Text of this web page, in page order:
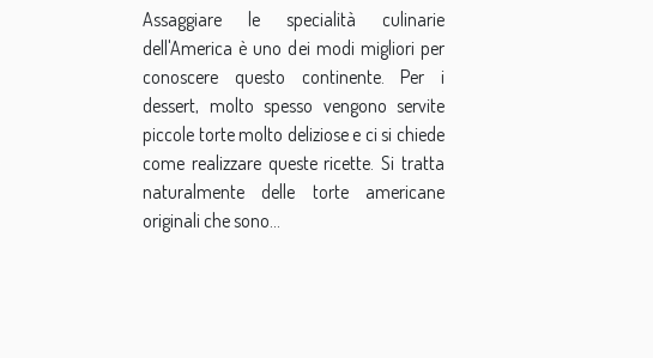
riuscita di questa
ricetta
Assaggiare le specialità culinarie
dell'America è uno dei modi migliori per
conoscere questo continente. Per i
dessert, molto spesso vengono servite
piccole torte molto deliziose e ci si chiede
come realizzare queste ricette. Si tratta
naturalmente delle torte americane
originali che sono...